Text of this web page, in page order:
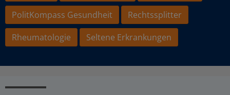
PolitKompass Gesundheit
Rechtssplitter
Rheumatologie
Seltene Erkrankungen